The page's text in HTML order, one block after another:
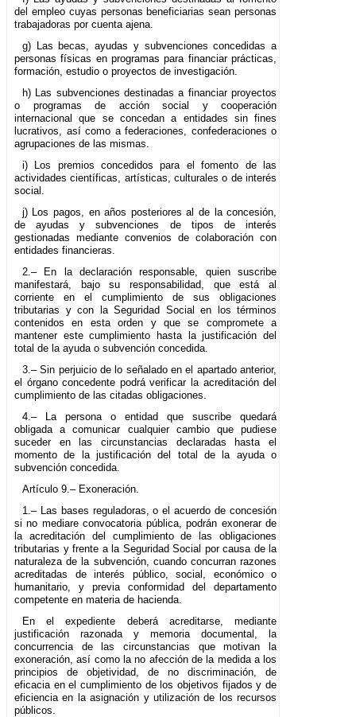
del empleo cuyas personas beneficiarias sean personas
trabajadoras por cuenta ajena.
g) Las becas, ayudas y subvenciones concedidas a
personas físicas en programas para financiar prácticas,
formación, estudio o proyectos de investigación.
h) Las subvenciones destinadas a financiar proyectos
o programas de acción social y cooperación
internacional que se concedan a entidades sin fines
lucrativos, así como a federaciones, confederaciones o
agrupaciones de las mismas.
i) Los premios concedidos para el fomento de las
actividades científicas, artísticas, culturales o de interés
social.
j) Los pagos, en años posteriores al de la concesión,
de ayudas y subvenciones de tipos de interés
gestionadas mediante convenios de colaboración con
entidades financieras.
2.– En la declaración responsable, quien suscribe
manifestará, bajo su responsabilidad, que está al
corriente en el cumplimiento de sus obligaciones
tributarias y con la Seguridad Social en los términos
contenidos en esta orden y que se compromete a
mantener este cumplimiento hasta la justificación del
total de la ayuda o subvención concedida.
3.– Sin perjuicio de lo señalado en el apartado anterior,
el órgano concedente podrá verificar la acreditación del
cumplimiento de las citadas obligaciones.
4.– La persona o entidad que suscribe quedará
obligada a comunicar cualquier cambio que pudiese
suceder en las circunstancias declaradas hasta el
momento de la justificación del total de la ayuda o
subvención concedida.
Artículo 9.– Exoneración.
1.– Las bases reguladoras, o el acuerdo de concesión
si no mediare convocatoria pública, podrán exonerar de
la acreditación del cumplimiento de las obligaciones
tributarias y frente a la Seguridad Social por causa de la
naturaleza de la subvención, cuando concurran razones
acreditadas de interés público, social, económico o
humanitario, y previa conformidad del departamento
competente en materia de hacienda.
En el expediente deberá acreditarse, mediante
justificación razonada y memoria documental, la
concurrencia de las circunstancias que motivan la
exoneración, así como la no afección de la medida a los
principios de objetividad, de no discriminación, de
eficacia en el cumplimiento de los objetivos fijados y de
eficiencia en la asignación y utilización de los recursos
públicos.